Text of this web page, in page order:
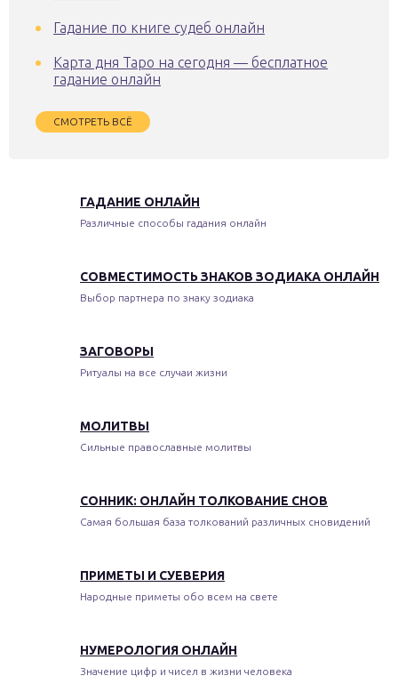
Гадание по книге судеб онлайн
Карта дня Таро на сегодня — бесплатное
гадание онлайн
СМОТРЕТЬ ВСЁ
ГАДАНИЕ ОНЛАЙН
Различные способы гадания онлайн
СОВМЕСТИМОСТЬ ЗНАКОВ ЗОДИАКА ОНЛАЙН
Выбор партнера по знаку зодиака
ЗАГОВОРЫ
Ритуалы на все случаи жизни
МОЛИТВЫ
Сильные православные молитвы
СОННИК: ОНЛАЙН ТОЛКОВАНИЕ СНОВ
Самая большая база толкований различных сновидений
ПРИМЕТЫ И СУЕВЕРИЯ
Народные приметы обо всем на свете
НУМЕРОЛОГИЯ ОНЛАЙН
Значение цифр и чисел в жизни человека